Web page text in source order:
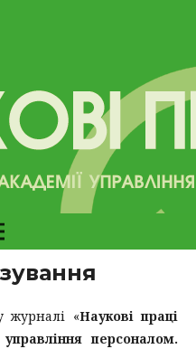
журналі «Наукові праці
персоналом.